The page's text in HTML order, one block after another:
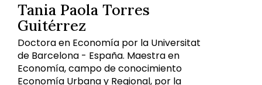
Tania Paola Torres
Guitérrez
Doctora en Economía por la Universitat
de Barcelona - España. Maestra en
Economía, campo de conocimiento
Economía Urbana y Regional, por la